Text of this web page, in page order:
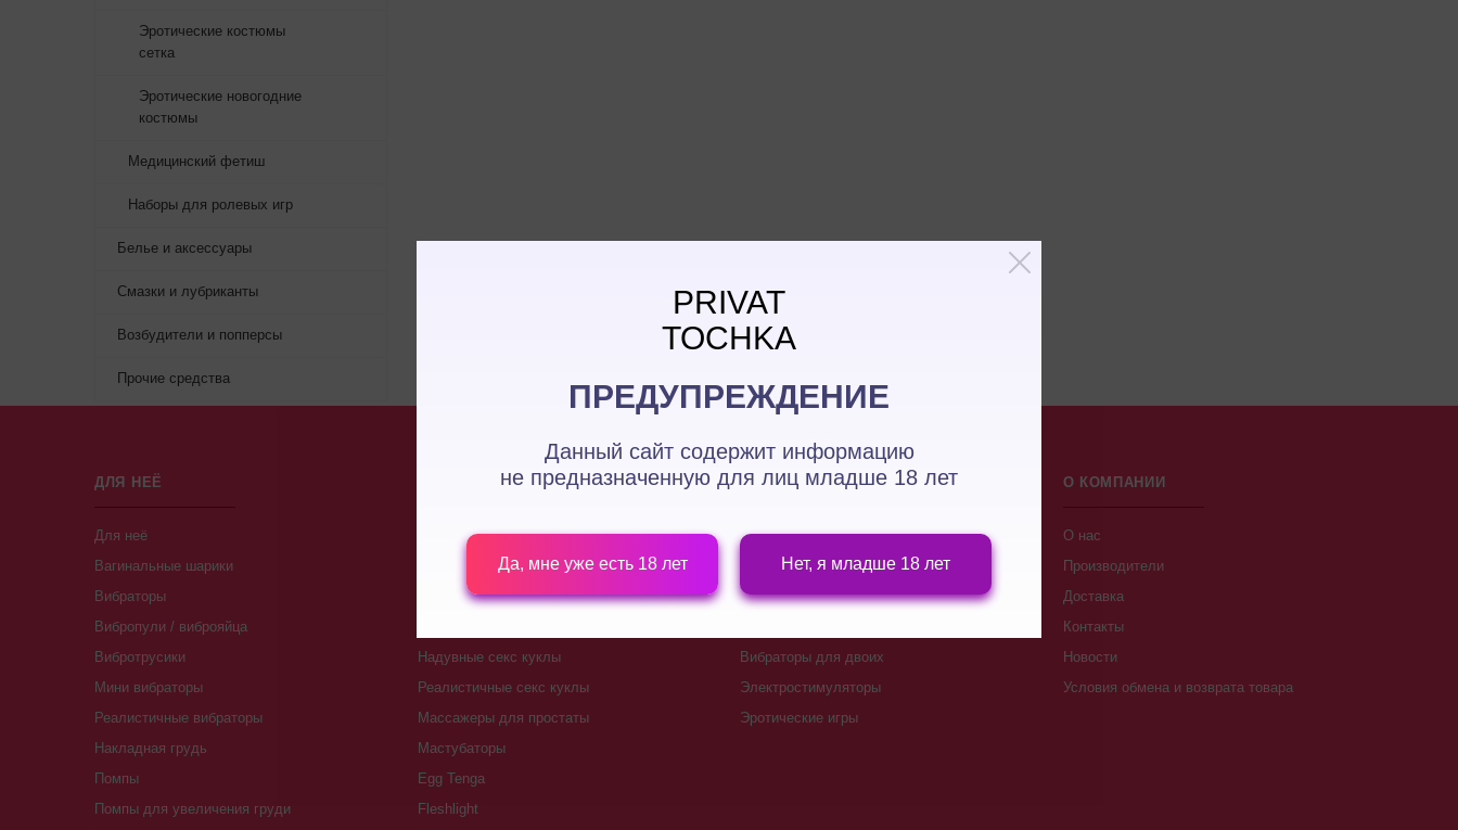
PRIVAT
TOCHKA
ПРЕДУПРЕЖДЕНИЕ
Данный сайт содержит информацию
не предназначенную для лиц младше 18 лет
Да, мне уже есть 18 лет Нет, я младше 18 лет
Эротические костюмы
сетка
Эротические новогодние
костюмы
Медицинский фетиш
Наборы для ролевых игр
Белье и аксессуары
Смазки и лубриканты
Возбудители и попперсы
Прочие средства
ДЛЯ НЕЁ
Для неё
Вагинальные шарики
Вибраторы
Вибропули / виброяйца
Вибротрусики
Мини вибраторы
Реалистичные вибраторы
Накладная грудь
Помпы
Помпы для увеличения груди
Кольца и насадки
Насадки
Надувные секс куклы
Реалистичные секс куклы
Массажеры для простаты
Мастубаторы
Egg Tenga
Fleshlight
ДЛЯ ДВОИХ
Для двоих
Анальные стимуляторы
Анальные пробки
Вибраторы для двоих
Электростимуляторы
Эротические игры
О КОМПАНИИ
О нас
Производители
Доставка
Контакты
Новости
Условия обмена и возврата товара